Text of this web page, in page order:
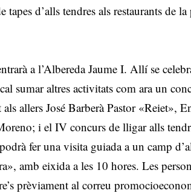
d’alls tendres als restaurants de la
a l’Albereda Jaume I. Allí se
sumar altres activitats com ara un
allers José Barberà Pastor «Reiet»,
i el IV concurs de lligar alls
fer una visita guiada a un camp
amb eixida a les 10 hores. Les
prèviament al correu